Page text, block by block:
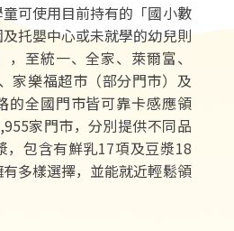
可使用目前持有的「國小數
托嬰中心或未就學的幼兒則
至統一、全家、萊爾富、
家樂福超市（部分門市）及
的全國門市皆可靠卡感應領
家門市，分別提供不同品
，包含有鮮乳17項及豆漿18
多樣選擇，並能就近輕鬆領